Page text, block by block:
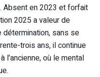
Absent en 2023 et forfait
2025 a valeur de
sans se
trois ans, il continue
l’ancienne, où le mental